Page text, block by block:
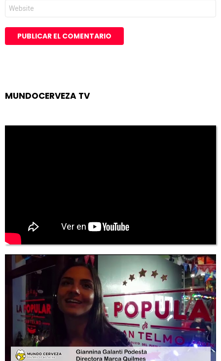
Web
MUNDOCERVEZA TV